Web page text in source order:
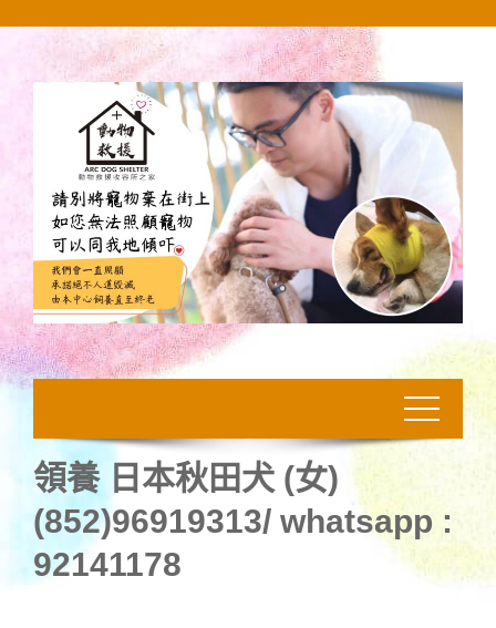
領養 日本秋田犬 (女)
(852)96919313/ whatsapp :
92141178